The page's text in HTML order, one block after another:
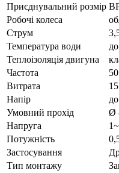
Приєднувальний розмір
Робочі колеса
Струм
Температура води
Теплоізоляція двигуна
Частота
Витрата
Напір
Умовний прохід
Ø
Напруга
Потужність
Застосування
Тип монтажу